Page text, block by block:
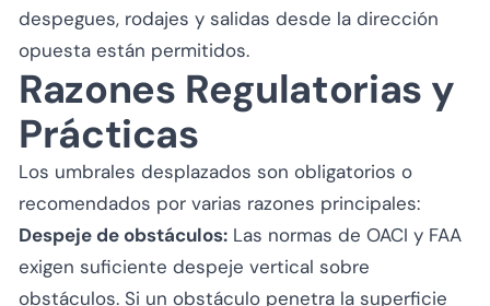
despegues, rodajes y salidas desde la dirección
opuesta están permitidos.
Razones Regulatorias y
Prácticas
Los umbrales desplazados son obligatorios o
recomendados por varias razones principales:
Despeje de obstáculos: Las normas de OACI y FAA
exigen suficiente despeje vertical sobre
obstáculos. Si un obstáculo penetra la superficie